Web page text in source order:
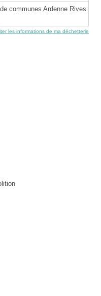
communes Ardenne Rives
les informations de ma déchetterie